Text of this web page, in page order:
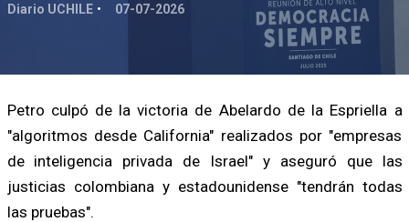
Diario UCHILE 07-07-2026
Petro culpó de la victoria de Abelardo de la Espriella a
"algoritmos desde California" realizados por "empresas
de inteligencia privada de Israel" y aseguró que las
justicias colombiana y estadounidense "tendrán todas
las pruebas".